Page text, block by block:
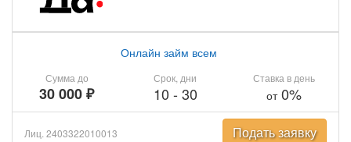
Сумма до
30 000 ₽
Онлайн займ всем
Срок, дни
10 - 30
Ставка в день
от0%
Лиц. 2403322010013 Подать заявку